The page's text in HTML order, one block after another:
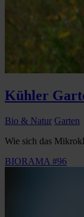
Kühler
Bio & Natur Garten
Wie sich das
BIORAMA #96